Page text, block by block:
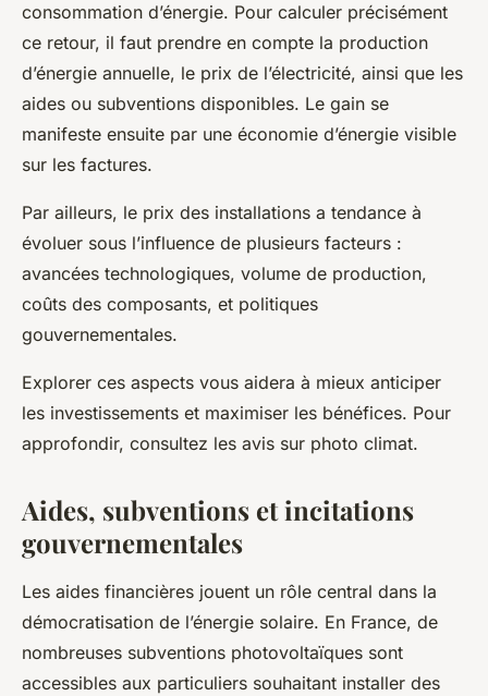
consommation d’énergie. Pour calculer précisément
ce retour, il faut prendre en compte la production
d’énergie annuelle, le prix de l’électricité, ainsi que les
aides ou subventions disponibles. Le gain se
manifeste ensuite par une économie d’énergie visible
sur les factures.
Par ailleurs, le prix des installations a tendance à
évoluer sous l’influence de plusieurs facteurs :
avancées technologiques, volume de production,
coûts des composants, et politiques
gouvernementales.
Explorer ces aspects vous aidera à mieux anticiper
les investissements et maximiser les bénéfices. Pour
approfondir, consultez les avis sur photo climat.
Aides, subventions et incitations
gouvernementales
Les aides financières jouent un rôle central dans la
démocratisation de l’énergie solaire. En France, de
nombreuses subventions photovoltaïques sont
accessibles aux particuliers souhaitant installer des